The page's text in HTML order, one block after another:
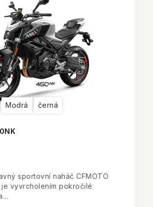
Modrá černá
sportovní naháč CFMOTO
je vyvrcholením pokročilé